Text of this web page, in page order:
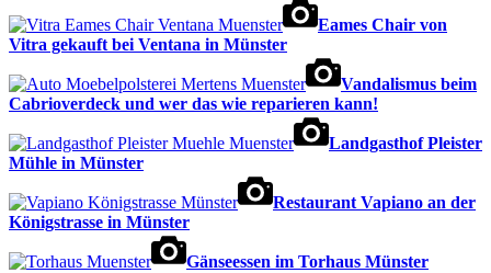
Eames Chair von
Vitra gekauft bei Ventana in Münster
Vandalismus beim
Cabrioverdeck und wer das wie reparieren kann!
Landgasthof Pleister
Mühle in Münster
Restaurant Vapiano an der
Königstrasse in Münster
Gänseessen im Torhaus Münster